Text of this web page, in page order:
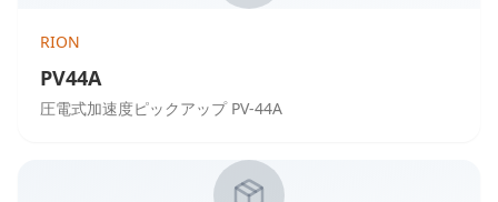
RION
PV44A
圧電式加速度ピックアップ PV-44A